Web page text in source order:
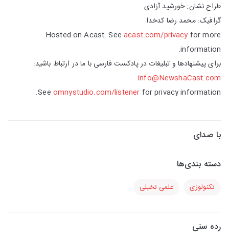
طراح نشان: خورشید آزادی
گرافیک: محمد رضا کدخدا
Hosted on Acast. Seeacast.com/privacy for more
information.
برای پیشنهادها و تبلیغات در پادکست فارسی با ما در ارتباط باشید:
info@NewshaCast.com
See omnystudio.com/listener for privacy information.
با صدای
دسته بندی‌ها
تکنولوژی علمی تخیلی
رده سنی